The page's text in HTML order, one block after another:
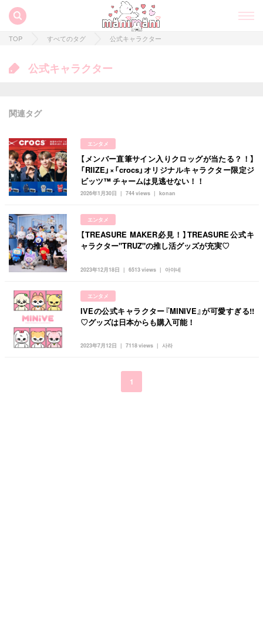
すべての記事
manimani について
カテゴリー一覧
タグ一覧
キュレーター一覧
運営会社
利用規約
プライバシーポリシー
韓国 オルチャン
韓国旅行 韓国ファッション 韓国アイドル
メイク k-pop
オルチャンメイク twice 人気 アイドル
韓国ドラマ カフェ かわいい
TOP すべてのタグ 公式キャラクター
公式キャラクター
関連タグ
エンタメ
2026年1月30日 konan
744 views
【メンバー直筆サイン入りクロッグが当たる？！】
「RIIZE」×「crocs」オリジナルキャラクター限定ジ
ビッツ™ チャームは見逃せない！！
エンタメ
2023年12月18日 아야네
6513 views
【TREASURE MAKER必見！】TREASURE公式キ
ャラクター"TRUZ"の推し活グッズが充実♡
エンタメ
2023年7月12日 사라
7118 views
IVEの公式キャラクター『MINIVE』が可愛すぎる!!
♡グッズは日本からも購入可能！
1